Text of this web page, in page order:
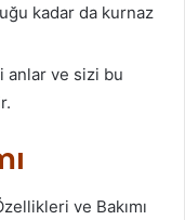
kadar da kurnaz
anlar ve sizi bu